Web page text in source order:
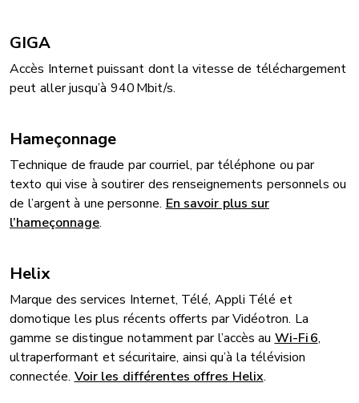
GIGA
Accès Internet puissant dont la vitesse de téléchargement
peut aller jusqu’à 940 Mbit/s.
Hameçonnage
Technique de fraude par courriel, par téléphone ou par
texto qui vise à soutirer des renseignements personnels ou
de l’argent à une personne. En savoir plus sur
l’hameçonnage.
Helix
Marque des services Internet, Télé, Appli Télé et
domotique les plus récents offerts par Vidéotron. La
gamme se distingue notamment par l’accès au Wi-Fi 6,
ultraperformant et sécuritaire, ainsi qu’à la télévision
connectée. Voir les différentes offres Helix.